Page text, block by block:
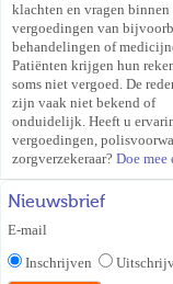
klachten en vragen binnen
vergoedingen van
behandelingen of
Patiënten krijgen hun
soms niet vergoed. De
zijn vaak niet bekend of
onduidelijk. Heeft u
vergoedingen,
zorgverzekeraar? Doe mee
Nieuwsbrief
E-mail
Inschrijven